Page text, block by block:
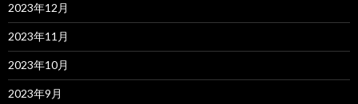
2023年12月
2023年11月
2023年10月
2023年9月